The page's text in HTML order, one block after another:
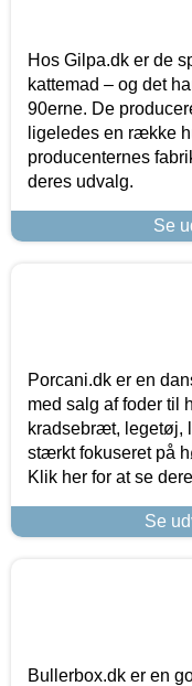
Hos Gilpa.dk er de
kattemad – og det
90erne. De
ligeledes en række
producenternes
deres udvalg.
Se
Porcani.dk er en
med salg af foder til
kradsebræt, legetøj,
stærkt fokuseret på
Klik her for at se
Se
Bullerbox.dk er en